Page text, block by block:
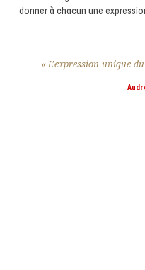
donner à chacun une
« L’expression unique